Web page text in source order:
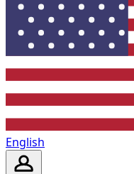
English